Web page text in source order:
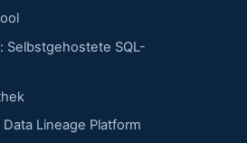
Selbstgehostete SQL-
Data Lineage Platform